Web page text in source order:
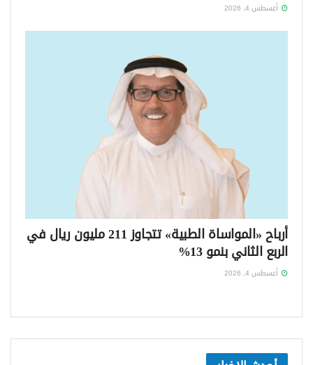
أغسطس 4, 2026
أرباح «المواساة الطبية» تتجاوز 211 مليون ريال في
الربع الثاني بنمو 13%
أغسطس 4, 2026